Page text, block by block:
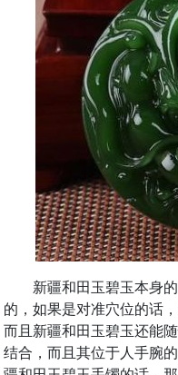
新疆和田玉碧玉本身的
的，如果是对准穴位的话
而且新疆和田玉碧玉还能
结合，而且其位于人手腕